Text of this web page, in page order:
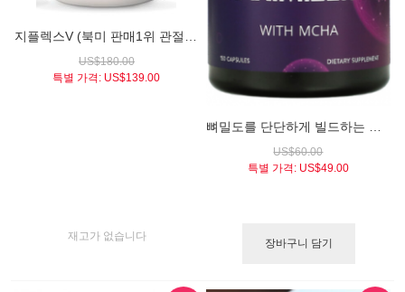
US$180.00
특별 가격: US$139.00
재고가 없습니다
US$60.00
특별 가격: US$49.00
장바구니 담기